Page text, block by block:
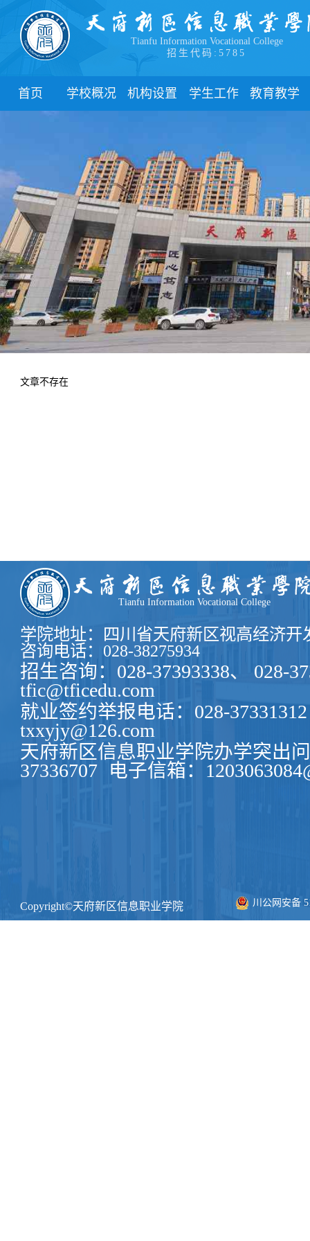
Tianfu Information Vocational College
招生代码:5785
首页 学校概况
学院领导
办学理念
办学特色
校园风貌
机构设置
职能部门
学生工作
新闻动态
团委
管理制度
学生风采
心理健康
学生资助
下载中心
联系我们
教育教学
教学制度
教学通知
教学动态
实践教学
专业建设
课程建设
教学改革
学术交流
文章不存在
Tianfu Information Vocational College
学院地址：四川省天府新区视高经济开
咨询电话：028-38275934
招生咨询：028-37393338、 028-
tfic@tficedu.com
就业签约举报电话：028-37331312
txxyjy@126.com
天府新区信息职业学院办学突出
37336707
电子信箱：
Copyright©天府新区信息职业学院 川公网安备